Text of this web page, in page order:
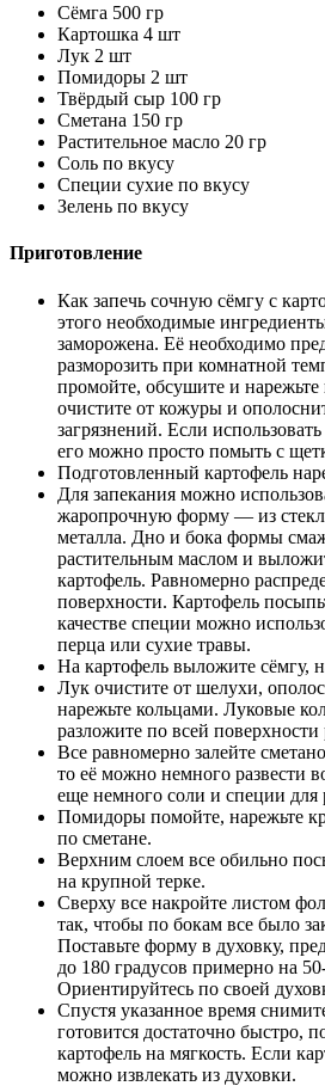
Сёмга 500 гр
Картошка 4 шт
Лук 2 шт
Помидоры 2 шт
Твёрдый сыр 100 гр
Сметана 150 гр
Растительное масло 20 гр
Соль по вкусу
Специи сухие по вкусу
Зелень по вкусу
Приготовление
Как запечь сочную сёмгу с
этого необходимые
заморожена. Её необходимо
разморозить при комнатной
промойте, обсушите и
очистите от кожуры и
загрязнений. Если
его можно просто помыть с
Подготовленный картофель
Для запекания можно
жаропрочную форму — из
металла. Дно и бока формы
растительным маслом и
картофель. Равномерно
поверхности. Картофель
качестве специи можно
перца или сухие травы.
На картофель выложите сёмгу,
Лук очистите от шелухи,
нарежьте кольцами. Луковые
разложите по всей
Все равномерно залейте
то её можно немного развести
еще немного соли и специи
Помидоры помойте, нарежьте
по сметане.
Верхним слоем все обильно
на крупной терке.
Сверху все накройте листом
так, чтобы по бокам все было
Поставьте форму в духовку,
до 180 градусов примерно на
Ориентируйтесь по своей
Спустя указанное время
готовится достаточно быстро,
картофель на мягкость. Если
можно извлекать из духовки.